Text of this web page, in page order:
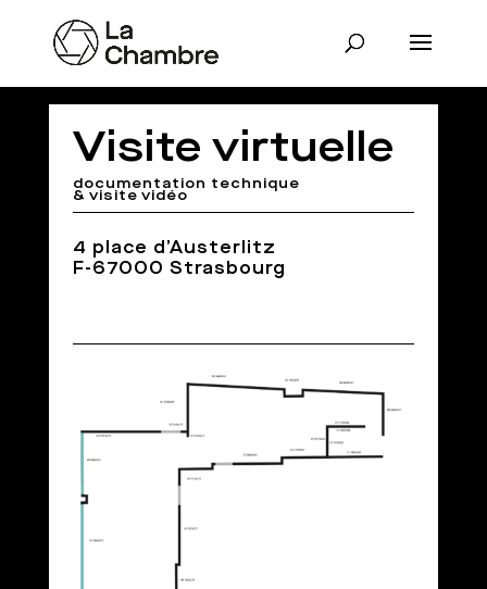
Visite virtuelle
documentation technique
& visite vidéo
4 place d’Austerlitz
F-67000 Strasbourg